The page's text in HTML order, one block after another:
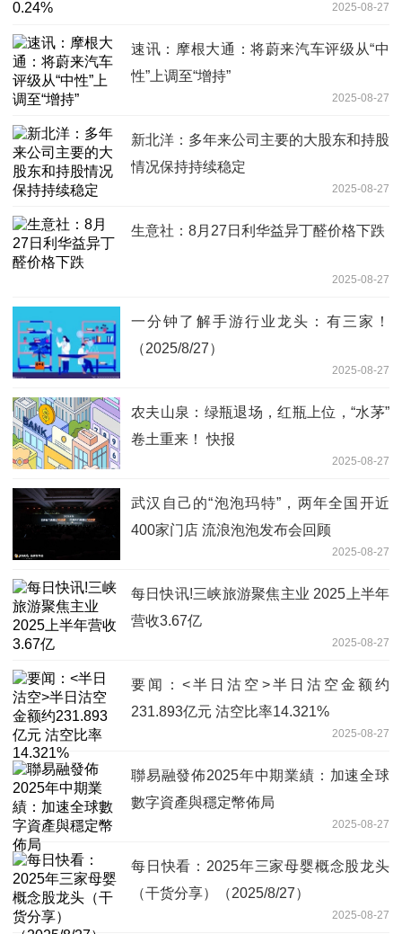
2025-08-27
速讯：摩根大通：将蔚来汽车评级从“中
性”上调至“增持”
2025-08-27
新北洋：多年来公司主要的大股东和持股
情况保持持续稳定
2025-08-27
生意社：8月27日利华益异丁醛价格下跌
2025-08-27
一分钟了解手游行业龙头：有三家！
（2025/8/27）
2025-08-27
农夫山泉：绿瓶退场，红瓶上位，“水茅”
卷土重来！ 快报
2025-08-27
武汉自己的“泡泡玛特”，两年全国开近
400家门店 流浪泡泡发布会回顾
2025-08-27
每日快讯!三峡旅游聚焦主业 2025上半年
营收3.67亿
2025-08-27
要闻：<半日沽空>半日沽空金额约
231.893亿元 沽空比率14.321%
2025-08-27
聯易融發佈2025年中期業績：加速全球
數字資產與穩定幣佈局
2025-08-27
每日快看：2025年三家母婴概念股龙头
（干货分享）（2025/8/27）
2025-08-27